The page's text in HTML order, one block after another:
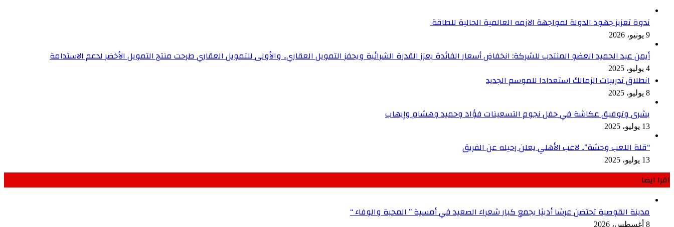
ندوة تعزيز جهود الدولة لمواجهة الازمه العالمية الحالية للطاقة
9 يونيو، 2026
أيمن عبد الحميد العضو المنتدب للشركة: انخفاض أسعار الفائدة يعزز القدرة الشرائية ويحفز التمويل العقاري.. والأولى للتمويل العقاري طرحت منتج التمويل الأخضر لدعم الاستدامة
4 يوليو، 2025
انطلاق تدريبات الزمالك استعدادا للموسم الجديد
8 يوليو، 2025
بشرى وتوفيق عكاشة في حفل نجوم التسعينات فؤاد وحميد وهشام وإيهاب
13 يوليو، 2025
“قلة اللعب وحشة”.. لاعب الأهلي يعلن رحيله عن الفريق
13 يوليو، 2025
اقرا ايضا
مدينة القوصية تحتضن عرسًا أدبيًا يجمع كبار شعراء الصعيد في أمسية ” المحبة والوفاء “
8 أغسطس، 2026